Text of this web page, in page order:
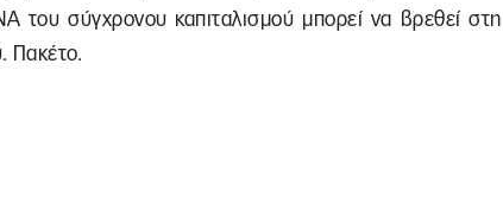
του σύγχρονου καπιταλισμού μπορεί να βρεθεί στη
Πακέτο.